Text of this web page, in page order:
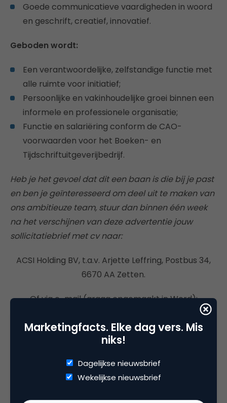
Goede communicatieve vaardigheden in woord
en geschrift, creatief, innovatief.
Geboden wordt:
Een verantwoordelijke, zelfstandige functie met
alle ruimte voor initiatief;
Persoonlijke en vakinhoudelijke groei binnen een
informele en professionele organisatie;
Functie en salariëring conform de CAO-
voorwaarden voor het Boeken- en
Tijdschriftuitgeverijbedrijf.
Heb je het gevoel dat dit een baan is die bij je past
en ben je geïnteresseerd om deel uit te maken van
ons ambitieuze team, stuur dan binnen één week
na het verschijnen van deze advertentie jouw
sollicitatiebrief met cv naar:
ACSI Holding BV, t.a.v. Arjette Leffring, Postbus 34,
6670 AA Zetten.
Of via e-mail (graag opgemaakt in Word):
title=”aleffring@acsi.eu”}
452055 en vragen naar Arjette Leffring/
Marketingfacts. Elke dag vers. Mis
niks!
Dagelijkse nieuwsbrief
Wekelijkse nieuwsbrief